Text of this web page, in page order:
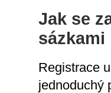
Jak se
Registrace
jednoduchý